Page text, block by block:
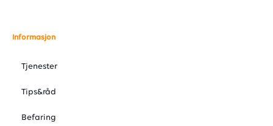
Informasjon
Tjenester
Tips&råd
Befaring